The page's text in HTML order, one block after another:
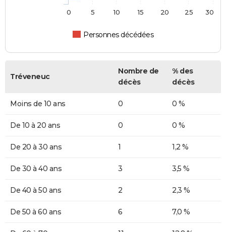
Personnes décédées
0 5 10 15 20 25 30
Tréveneuc
Nombre de
décès
% des
décès
Moins de 10 ans 0 0 %
De 10 à 20 ans 0 0 %
De 20 à 30 ans 1 1,2 %
De 30 à 40 ans 3 3,5 %
De 40 à 50 ans 2 2,3 %
De 50 à 60 ans 6 7,0 %